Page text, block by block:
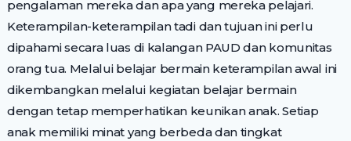
pengalaman mereka dan apa yang mereka pelajari.
Keterampilan-keterampilan tadi dan tujuan ini perlu
dipahami secara luas di kalangan PAUD dan komunitas
orang tua. Melalui belajar bermain keterampilan awal ini
dikembangkan melalui kegiatan belajar bermain
dengan tetap memperhatikan keunikan anak. Setiap
anak memiliki minat yang berbeda dan tingkat